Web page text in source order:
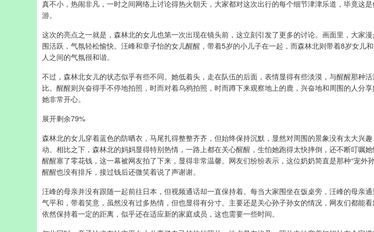
真不小，热闹非凡，一时之间网络上讨论得热火朝天，大家都对这次出行的每个细节津津乐道，毕竟这
游。
这次的亮点之一就是，森林北的女儿也第一次出现在镜头前，这立刻引发了更多的讨论。画面里，大家
围活跃，气氛轻松愉快。汪峰和章子怡的女儿醒醒，带着5岁的小儿子在一起，而森林北则带着8岁女儿
人之间的气氛很和谐。
不过，森林北女儿的状态似乎有些不同。她低着头，走在队伍的后面，表情显得有些淡漠，与醒醒那种
比。醒醒则兴奋得手不停地拍照，时而对着乌鸦拍照，时而蹲下来观察地上的鹿，兴奋地和周围的人分享
她非常开心。
展开剩余79%
森林北的女儿穿着蓝色的防晒衣，马尾扎得整整齐齐，但始终保持沉默，显然对周围的景象没有太大兴
动。相比之下，森林北的妈妈显得特别热情，一路上都在关心醒醒，生怕她跑得太快摔倒，还不断叮嘱
醒醒塞了零花钱，这一幕被网友拍了下来，显得非常温馨。网友们纷纷表示，这位奶奶简直是那种“宠外
醒醒也没有排斥，接过钱后还微笑着说了声谢谢。
汪峰的母亲并没有跟随一起前往日本，但视频通话却一直保持着。每当大家围坐在饭桌旁，汪峰的母亲
气平和，带着笑意，虽然没有过多热情，但也显得有分寸。主要还是关心孙子孙女的情况，网友们都能
依然保持着一定的距离，似乎还在适应新的家庭成员，这也需要一些时间。